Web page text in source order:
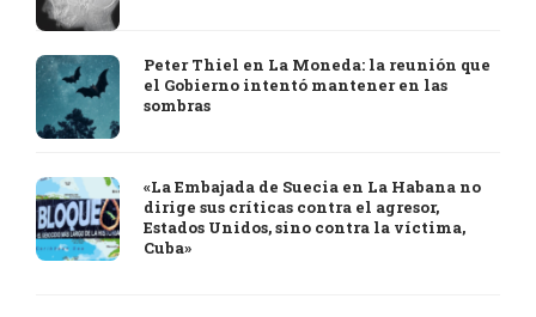
Peter Thiel en La Moneda: la reunión que
el Gobierno intentó mantener en las
sombras
«La Embajada de Suecia en La Habana no
dirige sus críticas contra el agresor,
Estados Unidos, sino contra la víctima,
Cuba»